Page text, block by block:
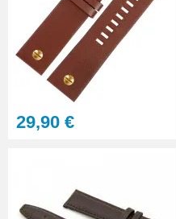
Kit
Multifonction
29,90 €